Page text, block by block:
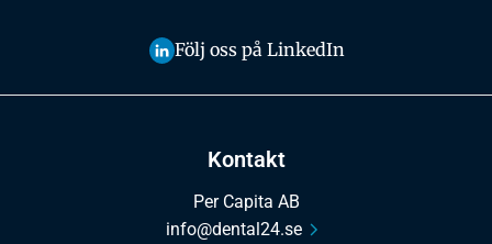
Kontakt
Per Capita AB
info@dental24.se
Följ oss på LinkedIn